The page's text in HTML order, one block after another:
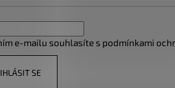
e-mailu souhlasíte s podmínkami
SE